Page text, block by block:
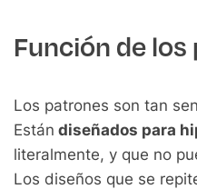
Función de
Los patrones son tan
Están diseñados para
literalmente, y que no
Los diseños que se